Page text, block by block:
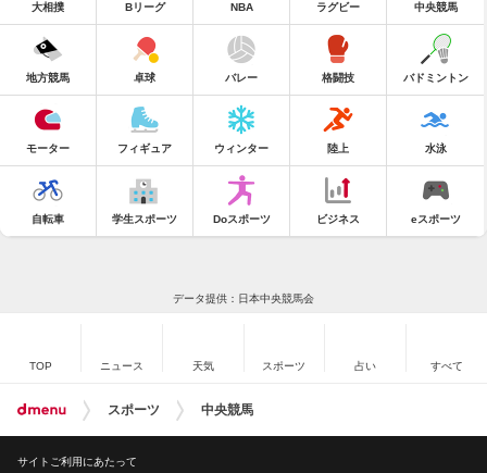
大相撲 Bリーグ NBA ラグビー 中央競馬
地方競馬 卓球 バレー 格闘技 バドミントン
モーター フィギュア ウィンター 陸上 水泳
自転車 学生スポーツ Doスポーツ ビジネス eスポーツ
データ提供：日本中央競馬会
TOP ニュース 天気 スポーツ 占い すべて
スポーツ 中央競馬
サイトご利用にあたって